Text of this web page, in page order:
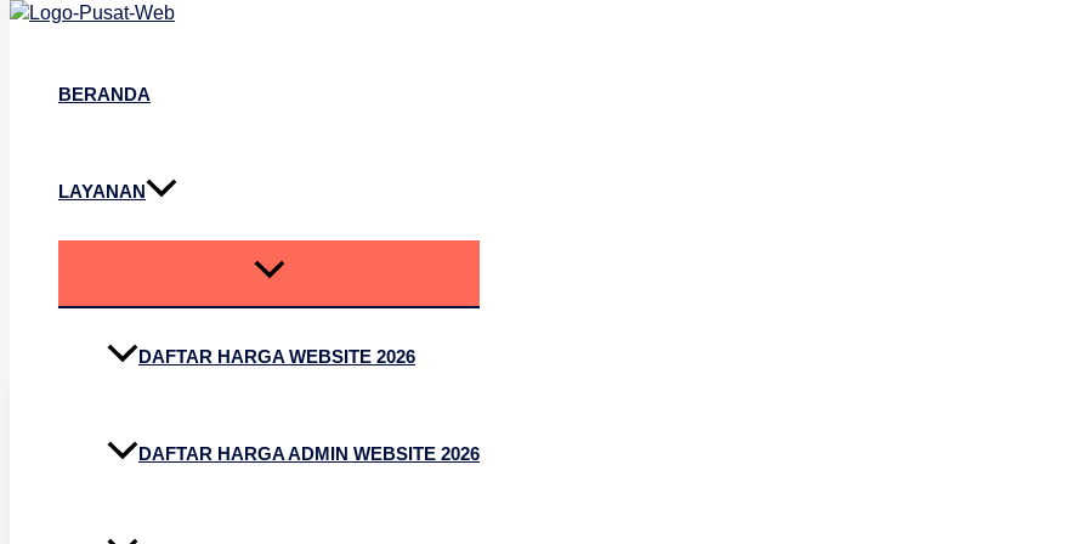
Lewati ke konten
BERANDA
LAYANAN
DAFTAR HARGA WEBSITE 2026
DAFTAR HARGA ADMIN WEBSITE 2026
Company Profile Sekolah Cirebon
Company Profile